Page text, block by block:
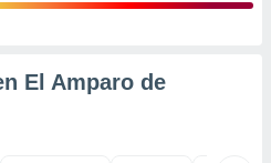
El Amparo de